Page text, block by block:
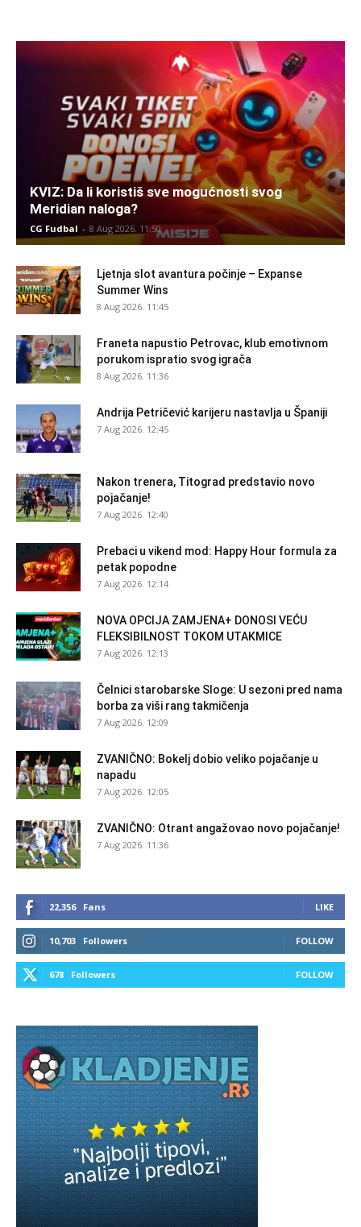
KVIZ: Da li koristiš sve mogućnosti svog
Meridian naloga?
CG Fudbal - 8 Aug 2026. 11:50
Ljetnja slot avantura počinje – Expanse
Summer Wins
8 Aug 2026. 11:45
Franeta napustio Petrovac, klub emotivnom
porukom ispratio svog igrača
8 Aug 2026. 11:36
Andrija Petričević karijeru nastavlja u Španiji
7 Aug 2026. 12:45
Nakon trenera, Titograd predstavio novo
pojačanje!
7 Aug 2026. 12:40
Prebaci u vikend mod: Happy Hour formula za
petak popodne
7 Aug 2026. 12:14
NOVA OPCIJA ZAMJENA+ DONOSI VEĆU
FLEKSIBILNOST TOKOM UTAKMICE
7 Aug 2026. 12:13
Čelnici starobarske Sloge: U sezoni pred nama
borba za viši rang takmičenja
7 Aug 2026. 12:09
ZVANIČNO: Bokelj dobio veliko pojačanje u
napadu
7 Aug 2026. 12:05
ZVANIČNO: Otrant angažovao novo pojačanje!
7 Aug 2026. 11:36
22,356 Fans LIKE
10,703 Followers FOLLOW
678 Followers FOLLOW